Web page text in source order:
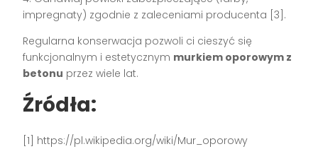
impregnaty) zgodnie z zaleceniami producenta [3].
Regularna konserwacja pozwoli ci cieszyć się
funkcjonalnym i estetycznym murkiem oporowym z
betonu przez wiele lat.
Źródła:
[1] https://pl.wikipedia.org/wiki/Mur_oporowy